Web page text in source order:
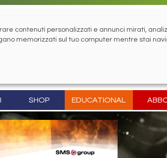
SHOP EDUCATIONAL
contenuti personalizzati e annunci mirati,
memorizzati sul tuo computer mentre stai